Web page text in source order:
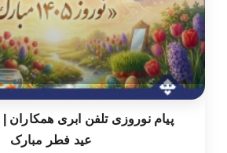
عید فطر مبارک